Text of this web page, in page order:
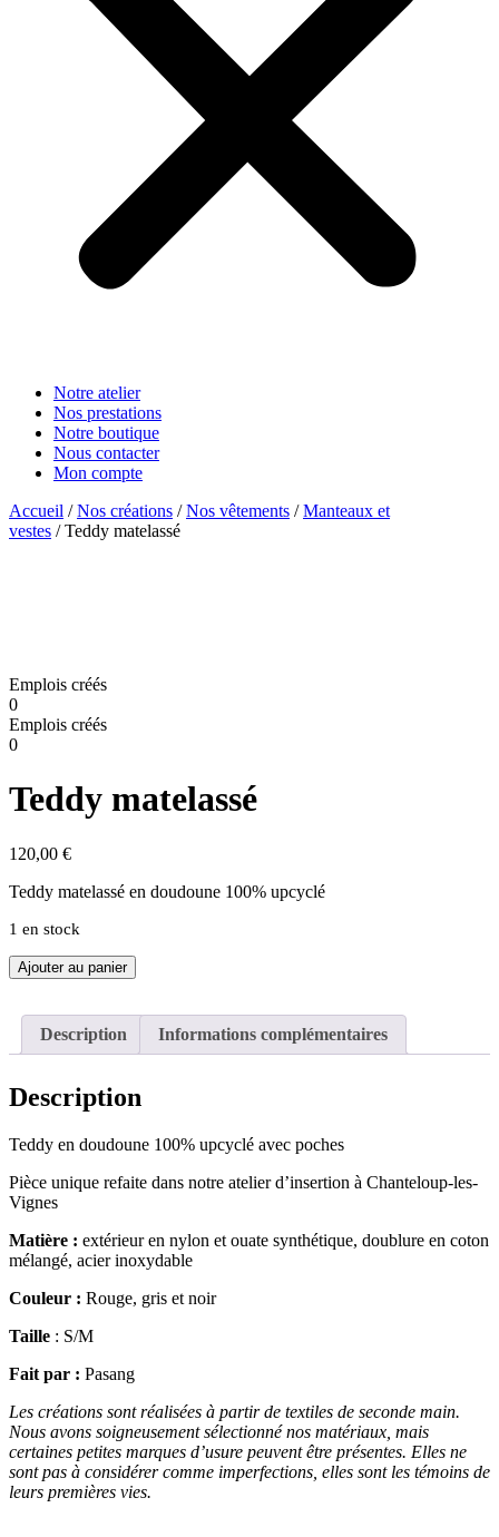
Notre atelier
Nos prestations
Notre boutique
Nous contacter
Mon compte
Accueil /Nos créations /Nos vêtements /Manteaux et
vestes / Teddy matelassé
Emplois créés
0
Emplois créés
0
Teddy matelassé
120,00 €
Teddy matelassé en doudoune 100% upcyclé
1 en stock
quantité
de
matelassé
Ajouter au panier
Description Informations complémentaires
Description
Teddy en doudoune 100% upcyclé avec poches
Pièce unique refaite dans notre atelier d’insertion à Chanteloup-les-
Vignes
Matière : extérieur en nylon et ouate synthétique, doublure en coton
mélangé, acier inoxydable
Couleur : Rouge, gris et noir
Taille : S/M
Fait par : Pasang
Les créations sont réalisées à partir de textiles de seconde main.
Nous avons soigneusement sélectionné nos matériaux, mais
certaines petites marques d’usure peuvent être présentes. Elles ne
sont pas à considérer comme imperfections, elles sont les témoins de
leurs premières vies.